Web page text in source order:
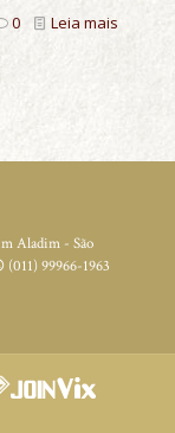
0 Leia mais
Aladim - São
(011) 99966-1963